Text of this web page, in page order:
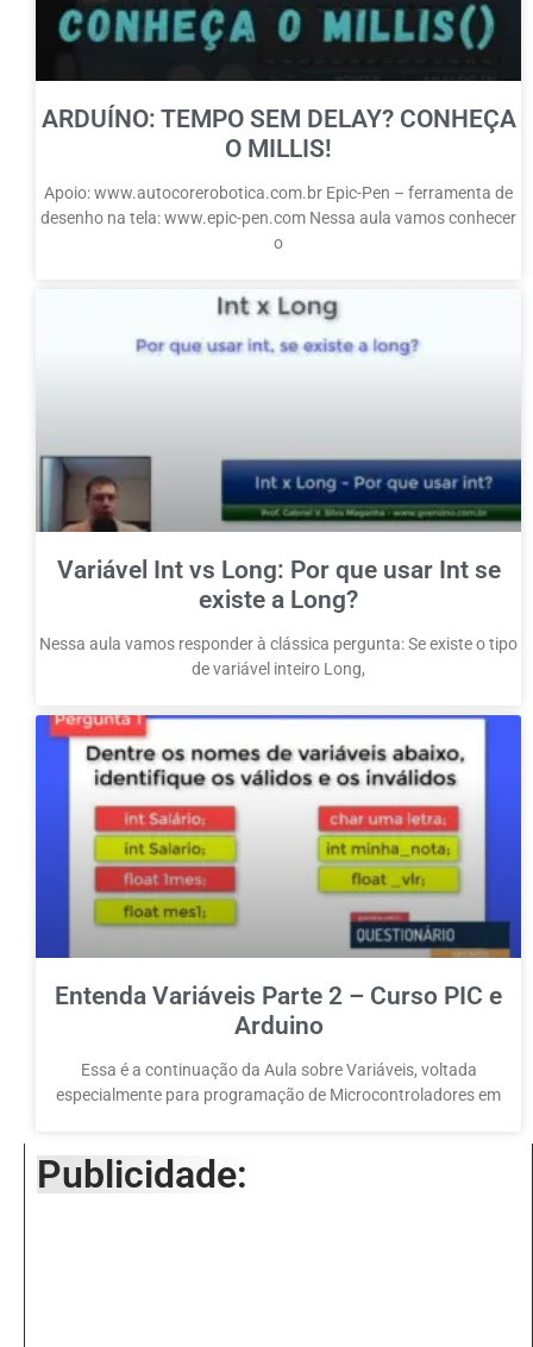
ARDUÍNO: TEMPO SEM DELAY? CONHEÇA
O MILLIS!
Apoio: www.autocorerobotica.com.br Epic-Pen – ferramenta de
desenho na tela: www.epic-pen.com Nessa aula vamos conhecer
o
Variável Int vs Long: Por que usar Int se
existe a Long?
Nessa aula vamos responder à clássica pergunta: Se existe o tipo
de variável inteiro Long,
Entenda Variáveis Parte 2 – Curso PIC e
Arduino
Essa é a continuação da Aula sobre Variáveis, voltada
especialmente para programação de Microcontroladores em
Publicidade: